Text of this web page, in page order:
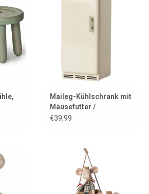
Maileg-Kühlschrank mit
Mäusefutter /
cremeweiß
€39,99